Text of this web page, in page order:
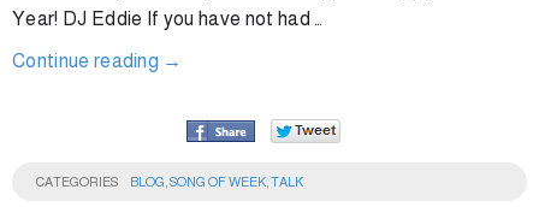
Year! DJ Eddie If you have not had …
Continue reading →
CATEGORIES BLOG SONG OF WEEK TALK